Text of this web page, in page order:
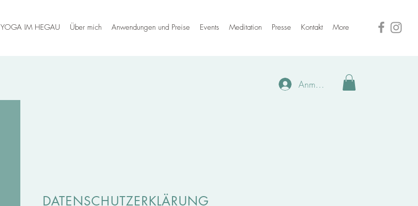
Anmelden
YOGA IM HEGAU Über mich Anwendungen und Preise Events Meditation Presse Kontakt More
DATENSCHUTZERKLÄRUNG